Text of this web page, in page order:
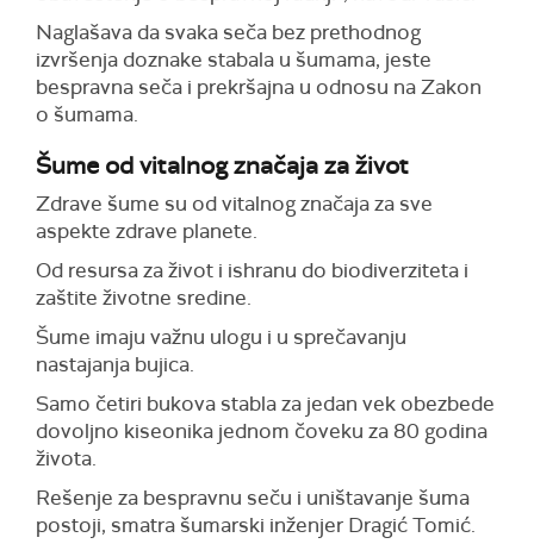
Naglašava da svaka seča bez prethodnog
izvršenja doznake stabala u šumama, jeste
bespravna seča i prekršajna u odnosu na Zakon
o šumama.
Šume od vitalnog značaja za život
Zdrave šume su od vitalnog značaja za sve
aspekte zdrave planete.
Od resursa za život i ishranu do biodiverziteta i
zaštite životne sredine.
Šume imaju važnu ulogu i u sprečavanju
nastajanja bujica.
Samo četiri bukova stabla za jedan vek obezbede
dovoljno kiseonika jednom čoveku za 80 godina
života.
Rešenje za bespravnu seču i uništavanje šuma
postoji, smatra šumarski inženjer Dragić Tomić.